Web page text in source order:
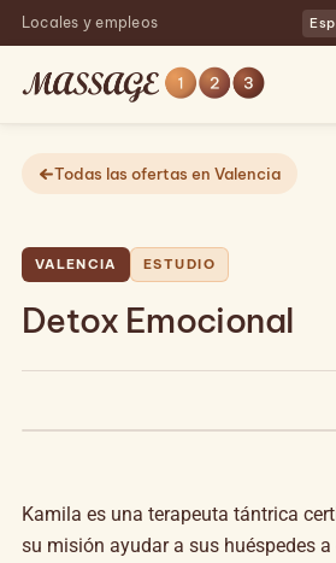
Locales y empleos
Todas las ofertas en Valencia
VALENCIA ESTUDIO
Detox Emocional
Kamila es una terapeuta tántrica
su misión ayudar a sus huéspedes